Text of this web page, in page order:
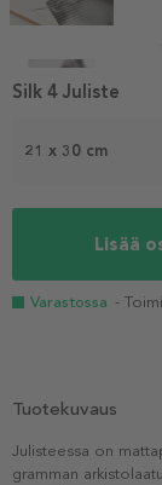
1
21 x 30 cm
Lisää
Varastossa -
Silk 4 Juliste
Tuotekuvaus
Julisteessa on
gramman